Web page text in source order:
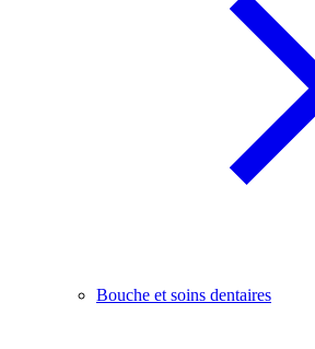
Bouche et soins dentaires